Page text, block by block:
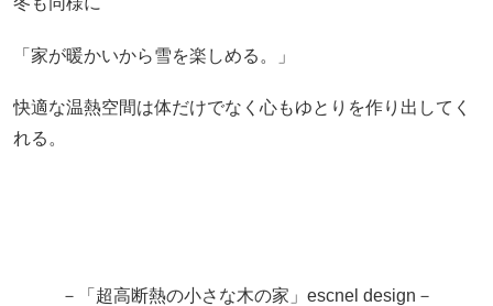
「家が暖かいから雪を楽しめる。」
快適な温熱空間は体だけでなく心もゆとりを作り出してく
れる。
－「超高断熱の小さな木の家」escnel design－